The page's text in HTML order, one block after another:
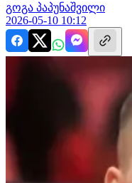
გოგა პაპუნაშვილი
2026-05-10 10:12